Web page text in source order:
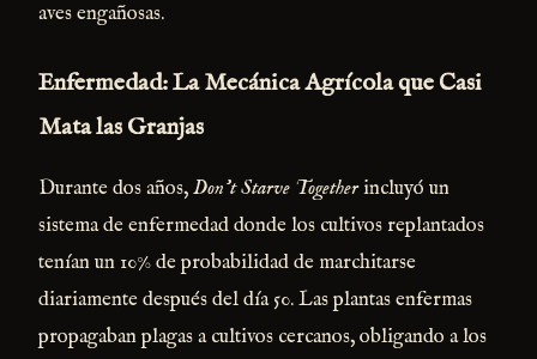
aves engañosas.
Enfermedad: La Mecánica Agrícola que Casi
Mata las Granjas
Durante dos años,Don’t Starve Togetherincluyó un
sistema de enfermedad donde los cultivos replantados
tenían un 10% de probabilidad de marchitarse
diariamente después del día 50. Las plantas enfermas
propagaban plagas a cultivos cercanos, obligando a los